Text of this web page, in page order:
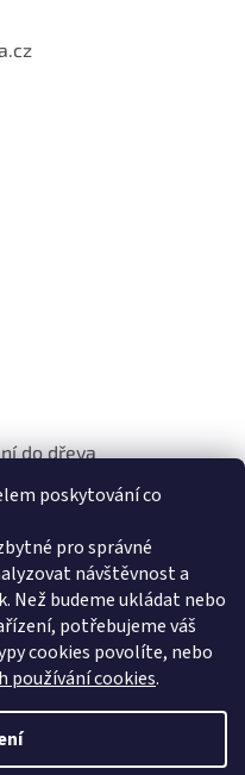
poskytování co
pro správné
návštěvnost a
budeme ukládat nebo
potřebujeme váš
cookies povolíte, nebo
používání cookies.
do dřeva
Ekologická a Stylová